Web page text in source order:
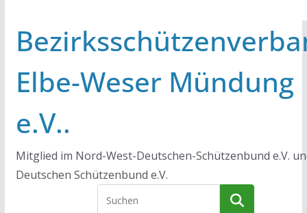
Elbe-Weser Mündung
e.V..
Mitglied im Nord-West-Deutschen-Schützenbund e.V.
Deutschen Schützenbund e.V.